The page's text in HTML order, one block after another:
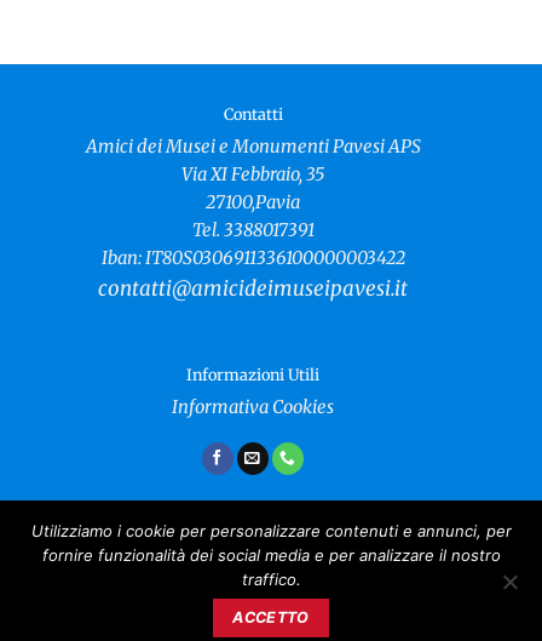
Contatti
Amici dei Musei e Monumenti Pavesi APS
Via XI Febbraio, 35
27100,Pavia
Tel. 3388017391
Iban: IT80S0306911336100000003422
contatti@amicideimuseipavesi.it
Informazioni Utili
Informativa Cookies
Amici dei Musei e Monumenti Pavesi
Copyright 2024 ©
CF: 96021040181
Utilizziamo i cookie per personalizzare contenuti e annunci, per
fornire funzionalità dei social media e per analizzare il nostro
traffico.
ACCETTO